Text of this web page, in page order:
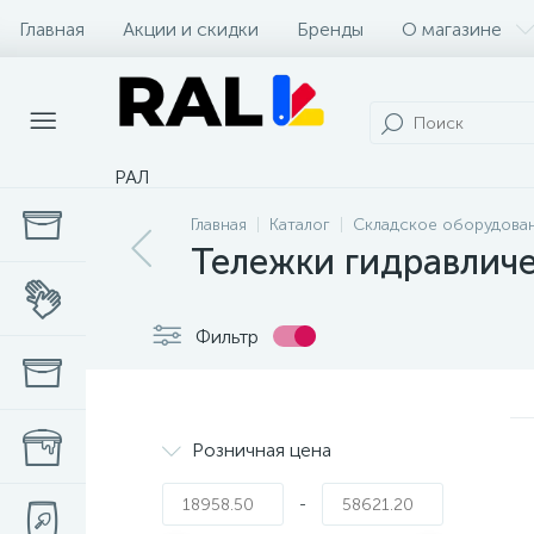
Главная Акции и скидки Бренды О магазине
РАЛ
Главная Каталог Складское
Тележки
Фильтр
Розничная цена
-